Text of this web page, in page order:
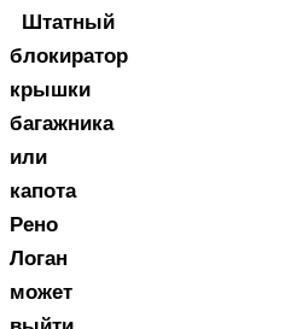
Штатный
блокиратор
крышки
багажника
или
капота
Рено
Логан
может